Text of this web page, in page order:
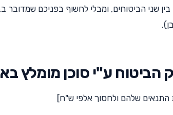
שני הביטוחים, ומבלי לחשוף בפניכם שמדובר
הביטוח ע"י סוכן מומלץ
התנאים שלהם ולחסוך אלפי ש"ח]